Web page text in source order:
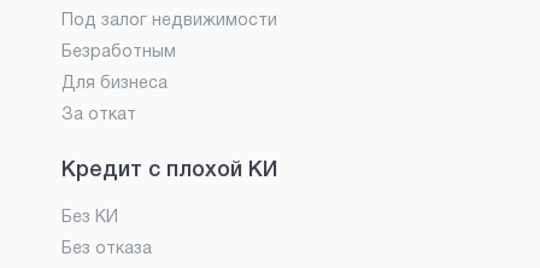
Под залог недвижимости
Безработным
Для бизнеса
За откат
Кредит с плохой КИ
Без КИ
Без отказа